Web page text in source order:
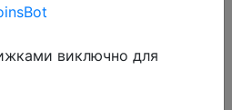
Sonic,
виключно для